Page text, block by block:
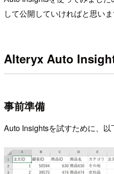
して公開していければと思いま
Alteryx Auto
事前準備
Auto Insightsを試すために、以